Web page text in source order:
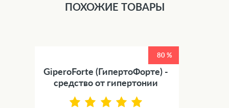
ПОХОЖИЕ ТОВАРЫ
80 %
GiperoForte (ГипертоФорте) -
средство от гипертонии